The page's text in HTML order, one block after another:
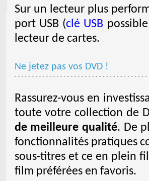
Sur un lecteur plus
port USB (clé USB
lecteur de cartes.
Ne jetez pas vos DVD !
Rassurez-vous en
toute votre collection de
de meilleure qualité. De
fonctionnalités pratiques
sous-titres et ce en plein
film préférées en favoris.